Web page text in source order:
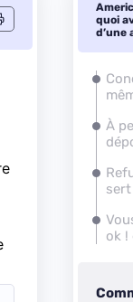
quoi
d’une
À
ok !